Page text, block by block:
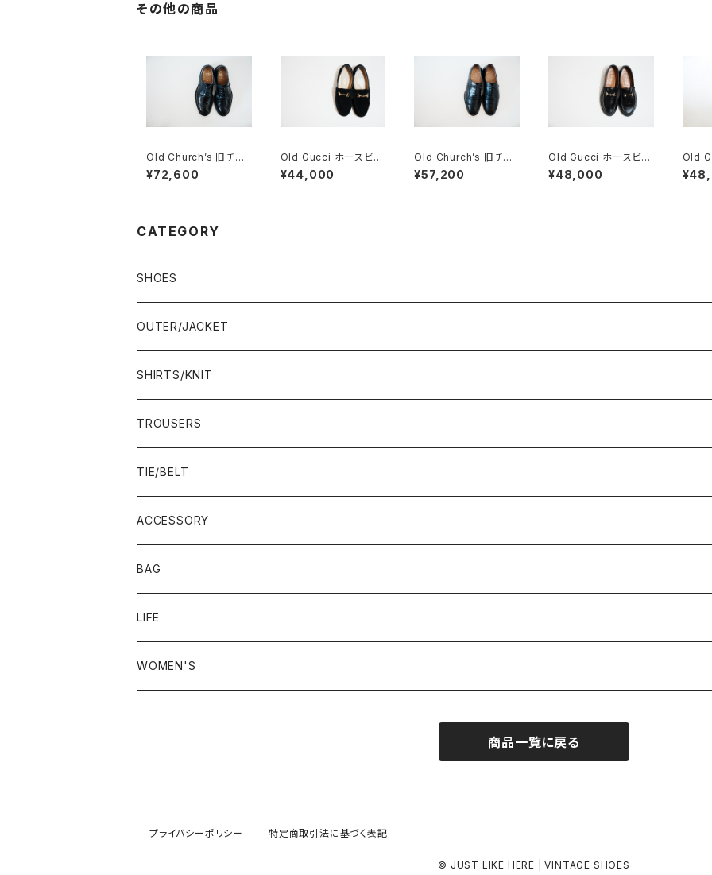
その他の商品
Old Church’s 旧チャ
ーチ 四都市 Grafton
グラフトン 70F
¥72,600
Old Gucci ホースビッ
トローファー 6.5B スエ
ードBK
¥44,000
Old Church’s 旧チャ
ーチ 四都市 Consul 6
0F
¥57,200
Old Gucci ホースビッ
トローファー 34.5C ラ
バー BK
¥48,000
Old
ファ
de
CATEGORY
SHOES
21.5-22.0 cm
22.0-22.5 cm
22.5-23.0 cm
23.0-23.5 cm
23.5-24.0 cm
24.0-24.5 cm
24.5-25.0 cm
25.0-25.5 cm
OUTER/JACKET
SHIRTS/KNIT
TROUSERS
TIE/BELT
ACCESSORY
BAG
LIFE
WOMEN'S
商品一覧に戻る
プライバシーポリシー 特定商取引法に基づく表記
© JUST LIKE HERE | VINTAGE SHOES